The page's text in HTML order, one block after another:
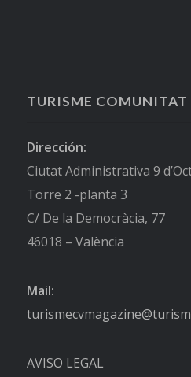
TURISME
Dirección:
Ciutat Administrativa 9
Torre 2 -planta 3
C/ De la Democràcia, 77
46018 – València
Mail:
AVISO LEGAL